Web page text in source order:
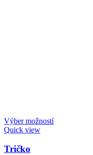
Výber možností
Quick view
Tričko